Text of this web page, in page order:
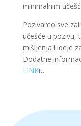
minimalnim
Pozivamo sve
učešće u pozivu,
mišljenja i ideje
Dodatne
LINKu.